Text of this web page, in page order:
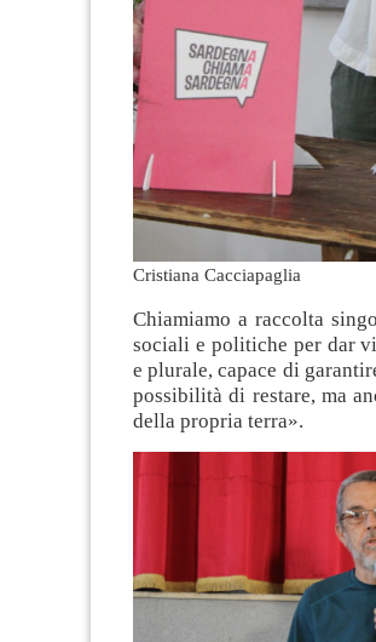
Cristiana Cacciapaglia
Chiamiamo a raccolta
sociali e politiche per dar
e plurale, capace di
possibilità di restare, ma
della propria terra».